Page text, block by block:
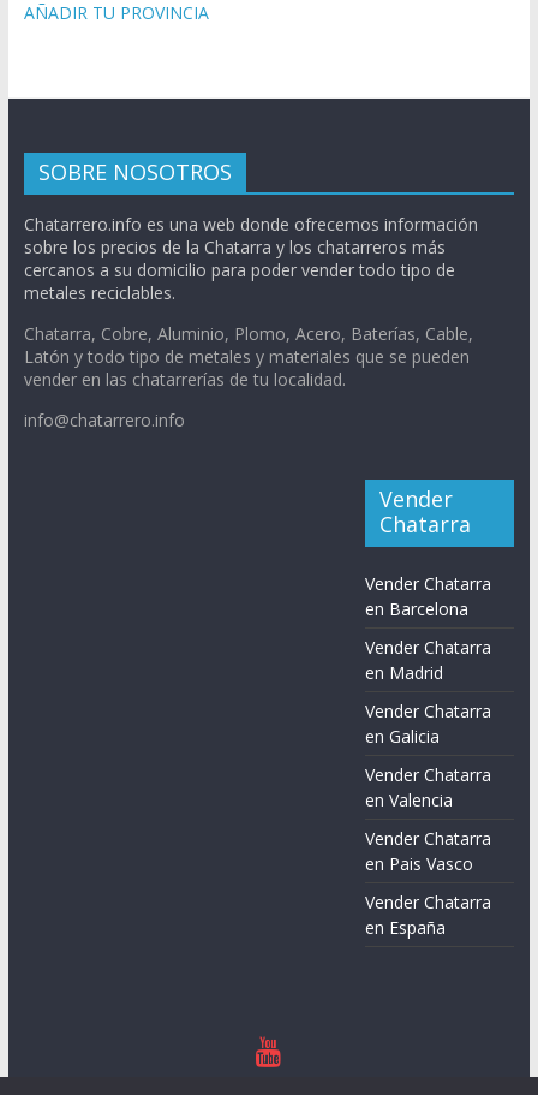
AÑADIR TU PROVINCIA
SOBRE NOSOTROS
Chatarrero.info es una web donde ofrecemos información
sobre los precios de la Chatarra y los chatarreros más
cercanos a su domicilio para poder vender todo tipo de
metales reciclables.
Chatarra, Cobre, Aluminio, Plomo, Acero, Baterías, Cable,
Latón y todo tipo de metales y materiales que se pueden
vender en las chatarrerías de tu localidad.
info@chatarrero.info
Vender
Chatarra
Vender Chatarra
en Barcelona
Vender Chatarra
en Madrid
Vender Chatarra
en Galicia
Vender Chatarra
en Valencia
Vender Chatarra
en Pais Vasco
Vender Chatarra
en España